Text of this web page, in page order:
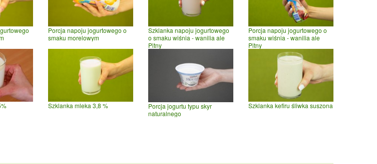
Porcja napoju jogurtowego o
smaku morelowym
Szklanka napoju jogurtowego
o smaku wiśnia - wanilia ale
Pitny
Porcja napoju jogurtowego o
smaku wiśnia - wanilia ale
Pitny
Szklanka mleka 3,8 %
Porcja jogurtu typu skyr
naturalnego
Szklanka kefiru śliwka suszona